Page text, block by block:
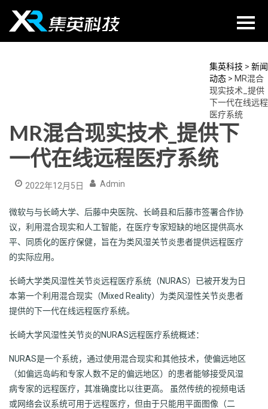
content
集英科技 > 新闻
动态 > MR混合
现实技术_提供
下一代在线远程
医疗系统
MR混合现实技术_提供下
一代在线远程医疗系统
2022年12月5日 Admin
微软与与长崎大学、后藤中央医院、长崎县和后藤市签署合作协
议，利用混合现实和人工智能，在医疗专家短缺的地区提供高水
平、同质化的医疗保健，旨在为类风湿关节炎患者提供远程医疗
的实际应用。
长崎大学类风湿性关节炎远程医疗系统（NURAS）已被开发为日
本第一个利用混合现实（Mixed Reality）为类风湿性关节炎患者
提供的下一代在线远程医疗系统。
长崎大学风湿性关节炎的NURAS远程医疗系统概述：
NURAS是一个系统，通过使用混合现实和其他技术，使偏远地区
（如偏远岛屿和专家人数不足的偏远地区）的患者能够接受风湿
病专家的远程医疗，其准确度比以往更高。 虽然传统的视频电话
或网络会议系统可用于远程医疗，但由于只能用平面图像（二